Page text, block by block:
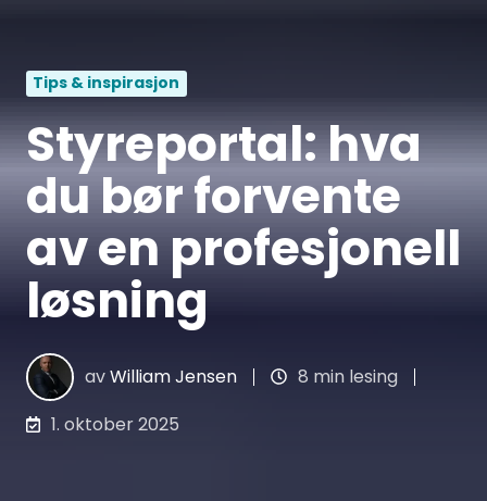
Tips & inspirasjon
Styreportal: hva
du bør forvente
av en profesjonell
løsning
avWilliam Jensen
8 min lesing
1. oktober 2025